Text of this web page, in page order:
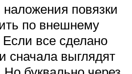
повязки
по внешнему
все сделано
сначала выглядят